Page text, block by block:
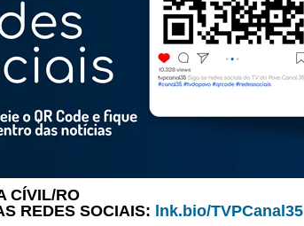
CÍVIL/RO
REDES SOCIAIS: lnk.bio/TVPCanal35